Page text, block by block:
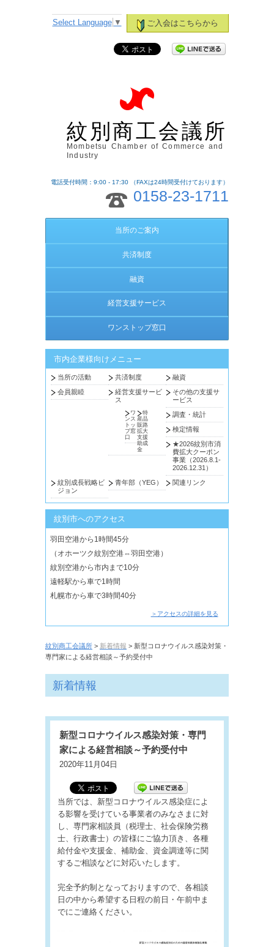
ご入会はこちらから
Select Language ▼
紋別商工会議所
Mombetsu Chamber of Commerce and
Industry
電話受付時間：9:00 - 17:30 （FAXは24時間受付けております）
0158-23-1711
当所のご案内
共済制度
融資
経営支援サービス
ワンストップ窓口
市内企業様向けメニュー
当所の活動 共済制度
融資
会員親睦
経営支援サービ
ス
ワ
ンス
トッ
プ窓
口
特
産品
販路
拡大
支援
助成
金
その他の支援サ
ービス
調査・統計
検定情報
★2026紋別市消
費拡大クーポン
事業（2026.8.1-
2026.12.31）
紋別成長戦略ビ
ジョン
青年部（YEG） 関連リンク
紋別市へのアクセス
羽田空港から1時間45分
（オホーツク紋別空港⇔羽田空港）
紋別空港から市内まで10分
遠軽駅から車で1時間
札幌市から車で3時間40分
＞アクセスの詳細を見る
紋別商工会議所 > 新着情報 > 新型コロナウイルス感染対策・
専門家による経営相談～予約受付中
新着情報
新型コロナウイルス感染対策・専門
家による経営相談～予約受付中
2020年11月04日
当所では、新型コロナウイルス感染症によ
る影響を受けている事業者のみなさまに対
し、専門家相談員（税理士、社会保険労務
士、行政書士）の皆様にご協力頂き、各種
給付金や支援金、補助金、資金調達等に関
するご相談などに対応いたします。
完全予約制となっておりますので、各相談
日の中から希望する日程の前日・午前中ま
でにご連絡ください。